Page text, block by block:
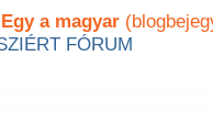
a magyar
FÓRUM